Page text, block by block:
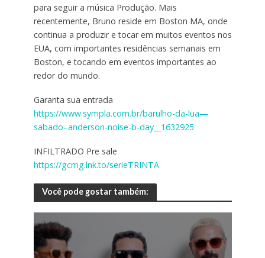
para seguir a música Produção. Mais
recentemente, Bruno reside em Boston MA, onde
continua a produzir e tocar em muitos eventos nos
EUA, com importantes residências semanais em
Boston, e tocando em eventos importantes ao
redor do mundo.
Garanta sua entrada
https://www.sympla.com.br/barulho-da-lua—
sabado–anderson-noise-b-day__1632925
INFILTRADO Pre sale
https://gcmg.lnk.to/serieTRINTA
Você pode gostar também: